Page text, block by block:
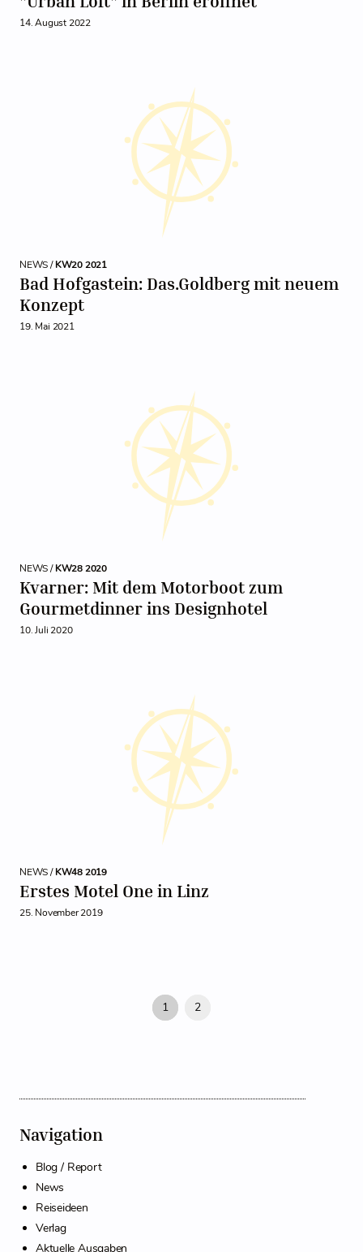
14. August 2022
NEWS /KW20 2021
Bad Hofgastein: Das.Goldberg mit neuem
Konzept
19. Mai 2021
NEWS /KW28 2020
Kvarner: Mit dem Motorboot zum
Gourmetdinner ins Designhotel
10. Juli 2020
NEWS /KW48 2019
Erstes Motel One in Linz
25. November 2019
1 2
Navigation
Blog / Report
News
Reiseideen
Verlag
Aktuelle Ausgaben